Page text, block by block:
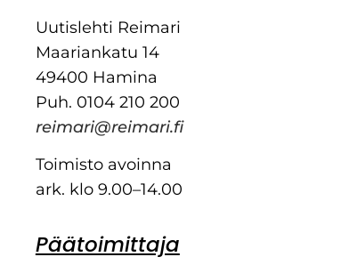
Uutislehti Reimari
Maariankatu 14
49400 Hamina
Puh. 0104 210 200
reimari@reimari.fi
Toimisto avoinna
ark. klo 9.00–14.00
Päätoimittaja